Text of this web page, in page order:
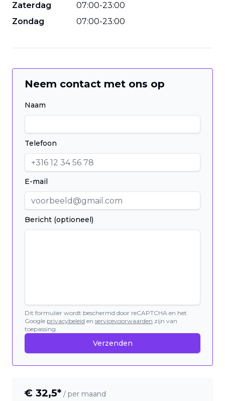
Zaterdag
07:00-23:00
Zondag
07:00-23:00
Neem contact met ons op
Naam
Telefoon
E-mail
Bericht (optioneel)
Dit formulier wordt beschermd door reCAPTCHA en het
Google privacybeleid en servicevoorwaarden zijn van
toepassing.
Verzenden
€ 32,5* / per maand